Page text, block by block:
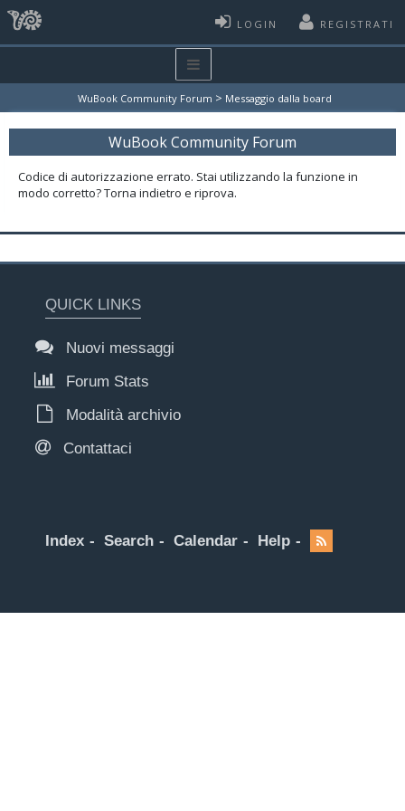
LOGIN REGISTRATI
WuBook Community Forum > Messaggio dalla board
WuBook Community Forum
Codice di autorizzazione errato. Stai utilizzando la funzione in
modo corretto? Torna indietro e riprova.
QUICK LINKS
Nuovi messaggi
Forum Stats
Modalità archivio
Contattaci
Index Search Calendar Help